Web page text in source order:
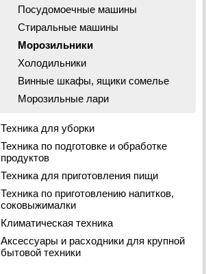
Посудомоечные машины
Стиральные машины
Морозильники
Холодильники
Винные шкафы, ящики сомелье
Морозильные лари
Техника для уборки
Техника по подготовке и обработке
продуктов
Техника для приготовления пищи
Техника по приготовлению напитков,
соковыжималки
Климатическая техника
Аксессуары и расходники для крупной
бытовой техники